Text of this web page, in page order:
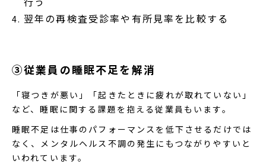
翌年の再検査受診率や有所見率を比較する
③従業員の睡眠不足を解消
「寝つきが悪い」「起きたときに疲れが取れていない」
など、睡眠に関する課題を抱える従業員もいます。
睡眠不足は仕事のパフォーマンスを低下させるだけでは
なく、メンタルヘルス不調の発生にもつながりやすいと
いわれています。